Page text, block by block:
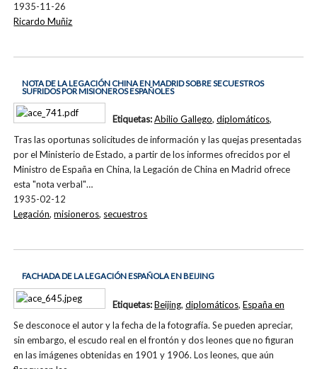
1935-11-26
Ricardo Muñiz
NOTA DE LA LEGACIÓN CHINA EN MADRID SOBRE SECUESTROS
SUFRIDOS POR MISIONEROS ESPAÑOLES
Tras las oportunas solicitudes de información y las quejas presentadas
por el Ministerio de Estado, a partir de los informes ofrecidos por el
Ministro de España en China, la Legación de China en Madrid ofrece
esta "nota verbal"…
1935-02-12
Etiquetas:Abilio Gallego, diplomáticos,
Legación,misioneros, secuestros
FACHADA DE LA LEGACIÓN ESPAÑOLA EN BEIJING
Se desconoce el autor y la fecha de la fotografía. Se pueden apreciar,
sin embargo, el escudo real en el frontón y dos leones que no figuran
en las imágenes obtenidas en 1901 y 1906. Los leones, que aún
Etiquetas:Beijing, diplomáticos, España en